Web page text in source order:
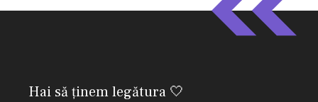
Hai să ținem legătura 🤍